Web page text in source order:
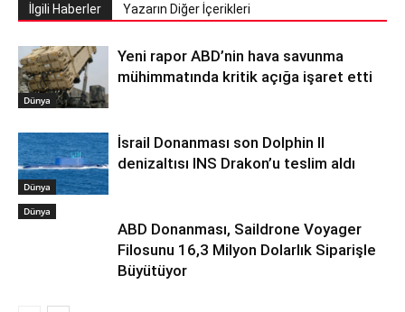
İlgili Haberler Yazarın Diğer İçerikleri
Dünya
Yeni rapor ABD’nin hava savunma
mühimmatında kritik açığa işaret etti
Dünya
İsrail Donanması son Dolphin II
denizaltısı INS Drakon’u teslim aldı
Dünya
ABD Donanması, Saildrone Voyager
Filosunu 16,3 Milyon Dolarlık Siparişle
Büyütüyor